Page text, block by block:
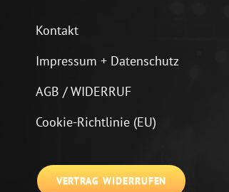
Kontakt
Impressum + Datenschutz
AGB / WIDERRUF
Cookie-Richtlinie (EU)
VERTRAG WIDERRUFEN